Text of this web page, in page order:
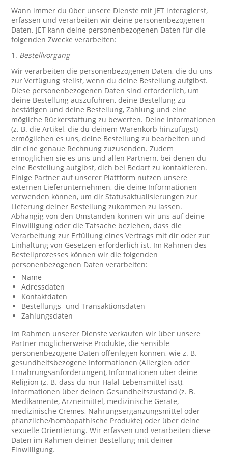
Wann immer du über unsere Dienste mit JET interagierst,
erfassen und verarbeiten wir deine personenbezogenen
Daten. JET kann deine personenbezogenen Daten für die
folgenden Zwecke verarbeiten:
1. Bestellvorgang
Wir verarbeiten die personenbezogenen Daten, die du uns
zur Verfügung stellst, wenn du deine Bestellung aufgibst.
Diese personenbezogenen Daten sind erforderlich, um
deine Bestellung auszuführen, deine Bestellung zu
bestätigen und deine Bestellung, Zahlung und eine
mögliche Rückerstattung zu bewerten. Deine Informationen
(z. B. die Artikel, die du deinem Warenkorb hinzufügst)
ermöglichen es uns, deine Bestellung zu bearbeiten und
dir eine genaue Rechnung zuzusenden. Zudem
ermöglichen sie es uns und allen Partnern, bei denen du
eine Bestellung aufgibst, dich bei Bedarf zu kontaktieren.
Einige Partner auf unserer Plattform nutzen unsere
externen Lieferunternehmen, die deine Informationen
verwenden können, um dir Statusaktualisierungen zur
Lieferung deiner Bestellung zukommen zu lassen.
Abhängig von den Umständen können wir uns auf deine
Einwilligung oder die Tatsache beziehen, dass die
Verarbeitung zur Erfüllung eines Vertrags mit dir oder zur
Einhaltung von Gesetzen erforderlich ist. Im Rahmen des
Bestellprozesses können wir die folgenden
personenbezogenen Daten verarbeiten:
Name
Adressdaten
Kontaktdaten
Bestellungs- und Transaktionsdaten
Zahlungsdaten
Im Rahmen unserer Dienste verkaufen wir über unsere
Partner möglicherweise Produkte, die sensible
personenbezogene Daten offenlegen können, wie z. B.
gesundheitsbezogene Informationen (Allergien oder
Ernährungsanforderungen), Informationen über deine
Religion (z. B. dass du nur Halal-Lebensmittel isst),
Informationen über deinen Gesundheitszustand (z. B.
Medikamente, Arzneimittel, medizinische Geräte,
medizinische Cremes, Nahrungsergänzungsmittel oder
pflanzliche/homöopathische Produkte) oder über deine
sexuelle Orientierung. Wir erfassen und verarbeiten diese
Daten im Rahmen deiner Bestellung mit deiner
Einwilligung.